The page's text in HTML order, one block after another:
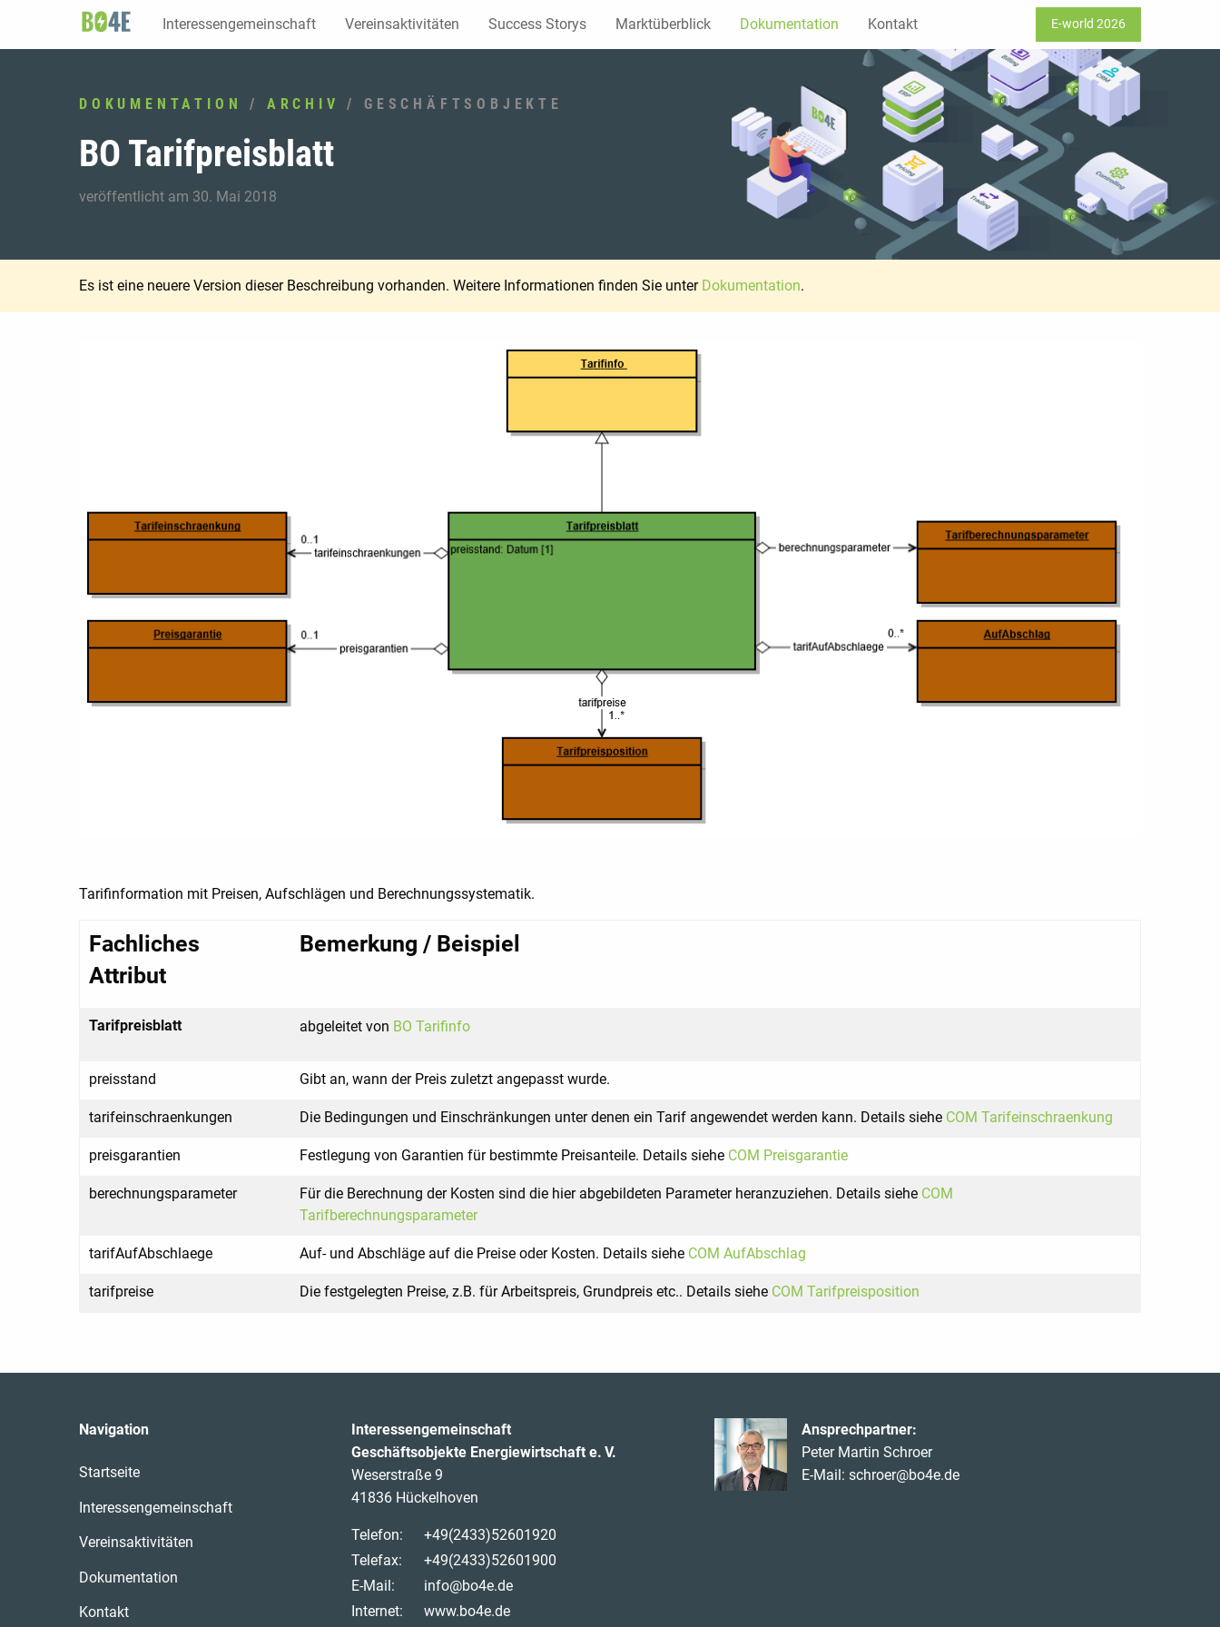
Interessengemeinschaft Vereinsaktivitäten Success Storys Marktüberblick Dokumentation Kontakt E-world 2026
DOKUMENTATION / ARCHIV / GESCHÄFTSOBJEKTE
BO Tarifpreisblatt
veröffentlicht am 30. Mai 2018
Es ist eine neuere Version dieser Beschreibung vorhanden. Weitere Informationen finden Sie unter Dokumentation.
Tarifinformation mit Preisen, Aufschlägen und Berechnungssystematik.
Fachliches
Attribut
Bemerkung / Beispiel
Tarifpreisblatt abgeleitet von BO Tarifinfo
preisstand Gibt an, wann der Preis zuletzt angepasst wurde.
tarifeinschraenkungen Die Bedingungen und Einschränkungen unter denen ein Tarif angewendet werden kann. Details siehe COM Tarifeinschraenkung
preisgarantien Festlegung von Garantien für bestimmte Preisanteile. Details siehe COM Preisgarantie
berechnungsparameter Für die Berechnung der Kosten sind die hier abgebildeten Parameter heranzuziehen. Details siehe COM
Tarifberechnungsparameter
tarifAufAbschlaege Auf- und Abschläge auf die Preise oder Kosten. Details siehe COM AufAbschlag
tarifpreise Die festgelegten Preise, z.B. für Arbeitspreis, Grundpreis etc.. Details siehe COM Tarifpreisposition
Navigation
Startseite
Interessengemeinschaft
Vereinsaktivitäten
Dokumentation
Kontakt
Interessengemeinschaft
Geschäftsobjekte Energiewirtschaft e. V.
Weserstraße 9
41836 Hückelhoven
Telefon:
+49(2433)52601920
Telefax:
+49(2433)52601900
E-Mail:
info@bo4e.de
Internet:
www.bo4e.de
Ansprechpartner:
Peter Martin Schroer
E-Mail: schroer@bo4e.de